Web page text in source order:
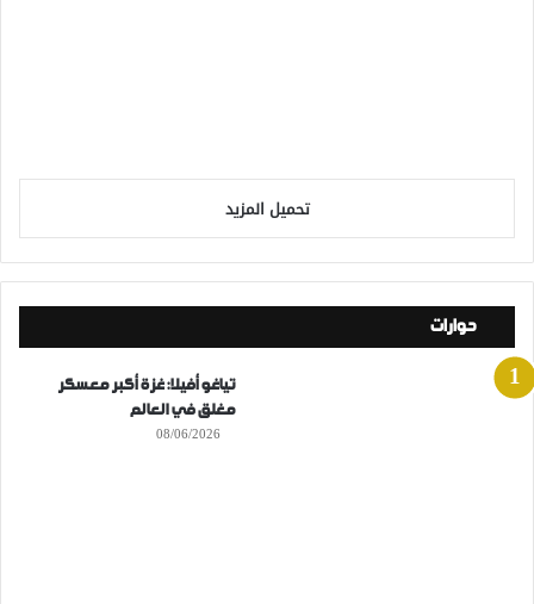
تحميل المزيد
حوارات
تياغو أفيلا: غزة أكبر معسكر
مغلق في العالم
08/06/2026